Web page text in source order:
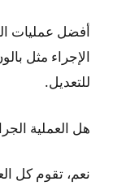
أفضل عمليات
الإجراء مثل
للتعديل.
هل العملية
نعم، تقوم كل